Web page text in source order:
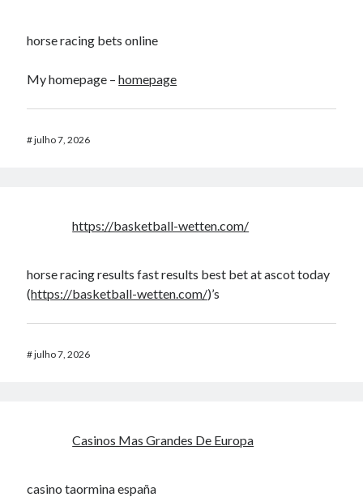
horse racing bets online​
My homepage –homepage
#julho 7, 2026
https://basketball-wetten.com/
horse racing results fast results best bet at ascot today​
(https://basketball-wetten.com/)’s​
#julho 7, 2026
Casinos Mas Grandes De Europa
casino taormina españa